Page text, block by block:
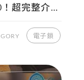
超完整介紹
電子鎖